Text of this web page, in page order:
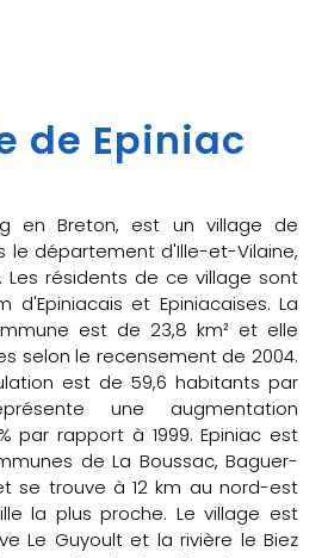
de Epiniac
en Breton, est un village de
le département d'Ille-et-Vilaine,
Les résidents de ce village sont
d'Epiniacais et Epiniacaises. La
est de 23,8 km² et elle
selon le recensement de 2004.
est de 59,6 habitants par
une augmentation
par rapport à 1999. Epiniac est
de La Boussac, Baguer-
se trouve à 12 km au nord-est
la plus proche. Le village est
Le Guyoult et la rivière le Biez